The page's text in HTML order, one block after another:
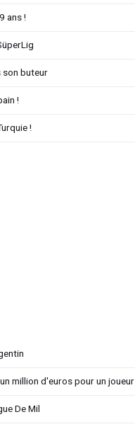
ans !
son buteur
pain !
!
million d'euros pour un joueur
De Mil